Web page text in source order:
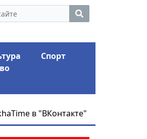
04.08.2026
Спорт
в "ВКонтакте"